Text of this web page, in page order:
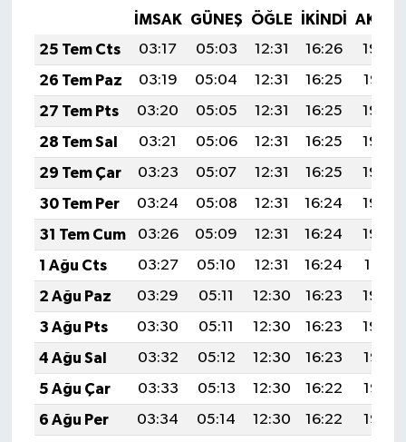
İMSAK GÜNEŞ ÖĞLE İKINDI
25 Tem Cts
03:17 05:03 12:31 16:26
19:48
26 Tem Paz
03:19 05:04 12:31 16:25
19:47
27 Tem Pts
03:20 05:05 12:31 16:25
19:46
28 Tem Sal
03:21 05:06 12:31 16:25
19:45
29 Tem Çar
03:23 05:07 12:31 16:25
19:44
30 Tem Per
03:24 05:08 12:31 16:24
19:43
31 Tem Cum
03:26 05:09 12:31 16:24
19:42
1 Ağu Cts
03:27 05:10 12:31 16:24
19:41
2 Ağu Paz
03:29 05:11 12:30 16:23
19:40
3 Ağu Pts
03:30 05:11 12:30 16:23
19:39
4 Ağu Sal
03:32 05:12 12:30 16:23
19:38
5 Ağu Çar
03:33 05:13 12:30 16:22
19:37
6 Ağu Per
03:34 05:14 12:30 16:22
19:36